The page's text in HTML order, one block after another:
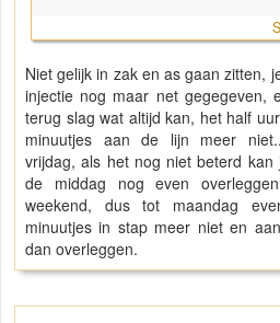
Niet gelijk in zak en as gaan zitten,
injectie nog maar net gegegeven,
terug slag wat altijd kan, het half
minuutjes aan de lijn meer
vrijdag, als het nog niet beterd
de middag nog even
weekend, dus tot maandag
minuutjes in stap meer niet en
dan overleggen.